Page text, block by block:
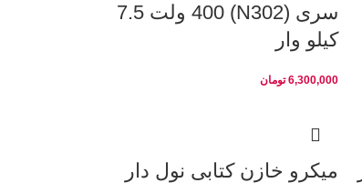
سری (N302) 400 ولت 7.5
کیلو وار
6,300,000 تومان
میکرو خازن کتابی نول دار